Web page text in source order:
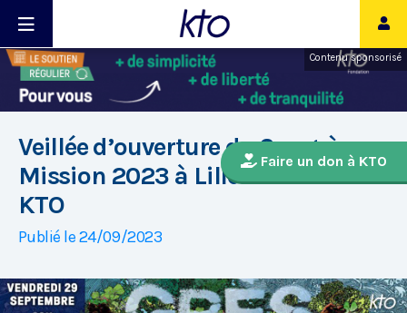
Contenu sponsorisé
Faire un don à KTO
Veillée d’ouverture du Congrès
Mission 2023 à Lille en direct sur
KTO
Publié le 24/09/2023